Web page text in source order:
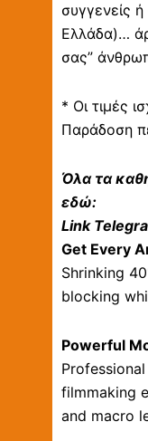
συγγενείς
Ελλάδα)…
σας”
* Οι τιμές
Παράδοση
Όλα τα
εδώ:
Link
Get Every
Shrinking
blocking
Powerful
filmmaking
and macro